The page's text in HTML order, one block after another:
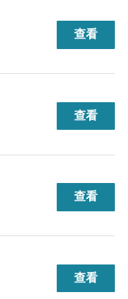
查看
查看
查看
查看